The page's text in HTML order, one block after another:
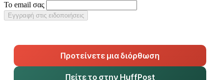
Το email σας
Εγγραφή στις ειδοποιήσεις
Προτείνετε μια διόρθωση
Πείτε το στην HuffPost